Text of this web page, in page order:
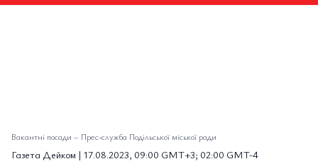
Вакантні посади – Прес-служба Подільської міської ради
Газета Дейком | 17.08.2023, 09:00 GMT+3; 02:00 GMT-4